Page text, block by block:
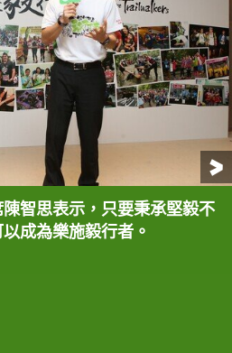
智思表示，只要秉承堅毅不
成為樂施毅行者。
官顧培德在今天的記者會宣
程式』在未來三年繼績成
姐、樂施毅行者籌委會成員
享他們的參加樂施毅行者的
2000年時參加樂施毅行者
總裁梁詠雩、友邦香港及澳
經理謝佩蘭、樂施毅行者籌
智思與發展局局長黃偉綸同
，熱烈地討論當年經歷。
會齊展支持。